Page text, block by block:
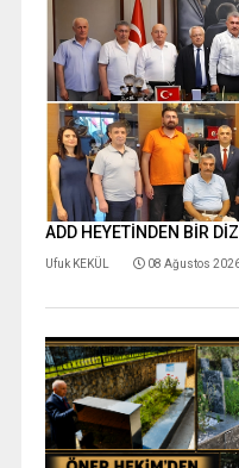
ADD HEYETİNDEN BİR
Ufuk KEKÜL 08 Ağustos